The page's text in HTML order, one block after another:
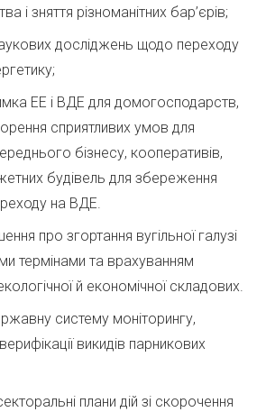
і зняття різноманітних бар’єрів;
досліджень щодо переходу
ЕЕ і ВДЕ для домогосподарств,
сприятливих умов для
бізнесу, кооперативів,
будівель для збереження
на ВДЕ.
про згортання вугільної галузі
термінами та врахуванням
й економічної складових.
систему моніторингу,
викидів парникових
плани дій зі скорочення